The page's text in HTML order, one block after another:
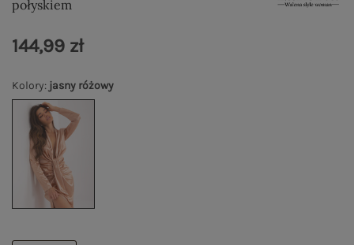
połyskiem
Kolory: jasny różowy
144,99 zł